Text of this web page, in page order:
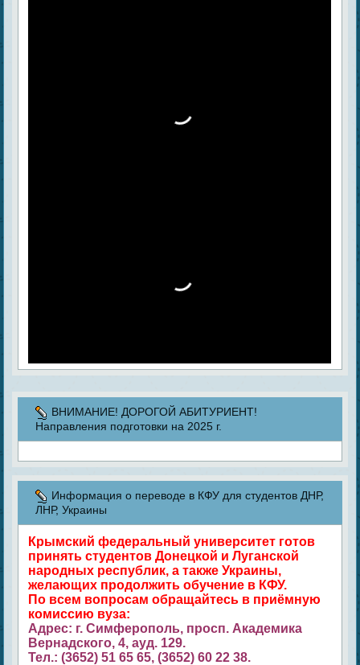
ВНИМАНИЕ! ДОРОГОЙ АБИТУРИЕНТ!
Направления подготовки на 2025 г.
Информация о переводе в КФУ для студентов ДНР,
ЛНР, Украины
Крымский федеральный университет готов
принять студентов Донецкой и Луганской
народных республик, а также Украины,
желающих продолжить обучение в КФУ.
По всем вопросам обращайтесь в приёмную
комиссию вуза:
Адрес: г. Симферополь, просп. Академика
Вернадского, 4, ауд. 129.
Тел.: (3652) 51 65 65, (3652) 60 22 38.